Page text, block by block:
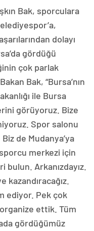
Bak, sporculara
dolayı
gördüğü
çok parlak
Bak, “Bursa’nın
ile Bursa
görüyoruz. Bize
Spor salonu
de Mudanya’ya
merkezi için
bulun. Arkanızdayız.
kazandıracağız.
ediyor. Pek çok
ettik. Tüm
gördüğümüz